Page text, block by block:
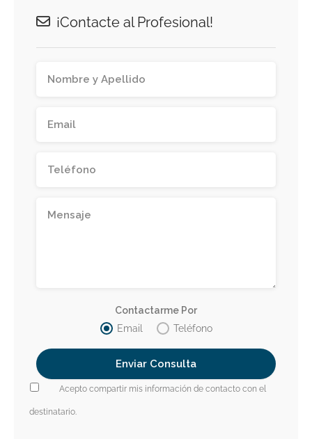
¡Contacte al Profesional!
Contactarme Por
Email
Teléfono
Acepto compartir mis información de contacto con el
destinatario.